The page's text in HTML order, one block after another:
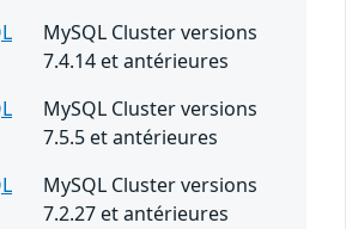
MySQL Cluster versions
7.4.14 et antérieures
MySQL Cluster versions
7.5.5 et antérieures
MySQL Cluster versions
7.2.27 et antérieures